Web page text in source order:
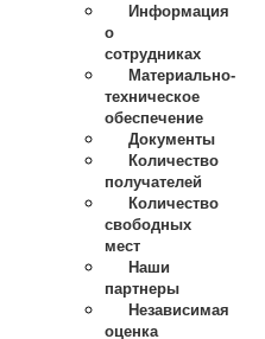
Информация
о
сотрудниках
Материально-
техническое
обеспечение
Документы
Количество
получателей
Количество
свободных
мест
Наши
партнеры
Независимая
оценка